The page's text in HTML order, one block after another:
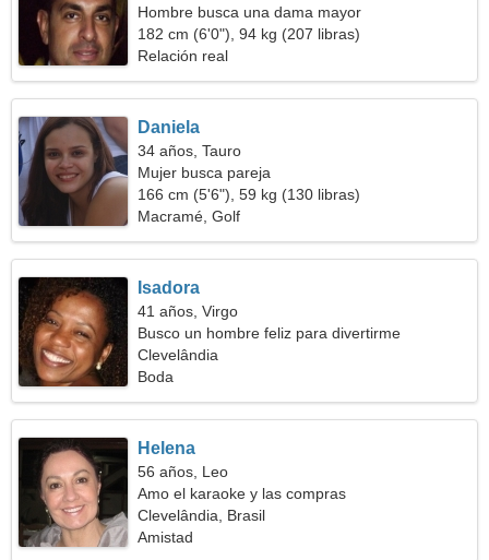
Hombre busca una dama mayor
182 cm (6'0"), 94 kg (207 libras)
Relación real
Daniela
34 años, Tauro
Mujer busca pareja
166 cm (5'6"), 59 kg (130 libras)
Macramé, Golf
Isadora
41 años, Virgo
Busco un hombre feliz para divertirme
Clevelândia
Boda
Helena
56 años, Leo
Amo el karaoke y las compras
Clevelândia, Brasil
Amistad